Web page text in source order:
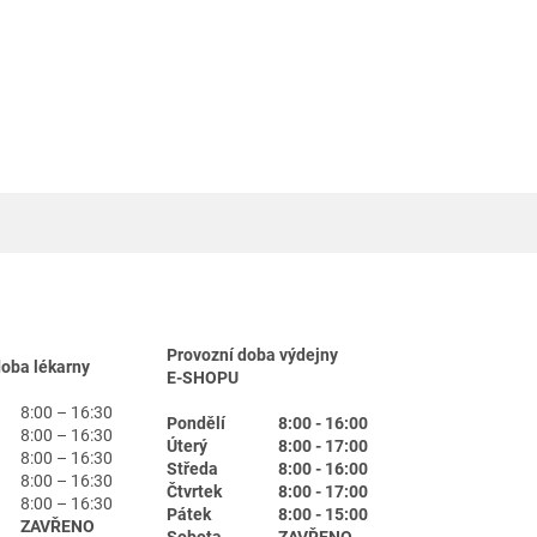
lékarny
8:00 – 16:30
8:00 – 16:30
8:00 – 16:30
8:00 – 16:30
8:00 – 16:30
ZAVŘENO
Provozní doba výdejny
E-SHOPU
Pondělí
8:00 - 16:00
Úterý
8:00 - 17:00
Středa
8:00 - 16:00
Čtvrtek
8:00 - 17:00
Pátek
8:00 - 15:00